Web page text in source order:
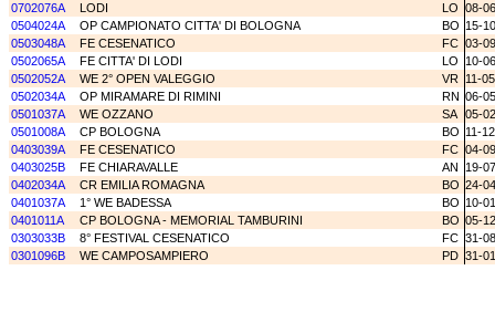
0702076A
LODI LO 08-
0504024A
OP CAMPIONATO CITTA' DI BOLOGNA BO 15-
0503048A
FE CESENATICO FC 03-
0502065A
FE CITTA' DI LODI LO
10-
0502052A
WE 2° OPEN VALEGGIO VR 11-
0502034A
OP MIRAMARE DI RIMINI RN 06-
0501037A
WE OZZANO SA 05-
0501008A
CP BOLOGNA BO 11-
0403039A
FE CESENATICO FC 04-
0403025B
FE CHIARAVALLE AN
19-
0402034A
CR EMILIA ROMAGNA BO 24-
0401037A
1° WE BADESSA BO 10-
0401011A
CP BOLOGNA - MEMORIAL TAMBURINI BO 05-
0303033B
8° FESTIVAL CESENATICO FC 31-
0301096B
WE CAMPOSAMPIERO PD 31-